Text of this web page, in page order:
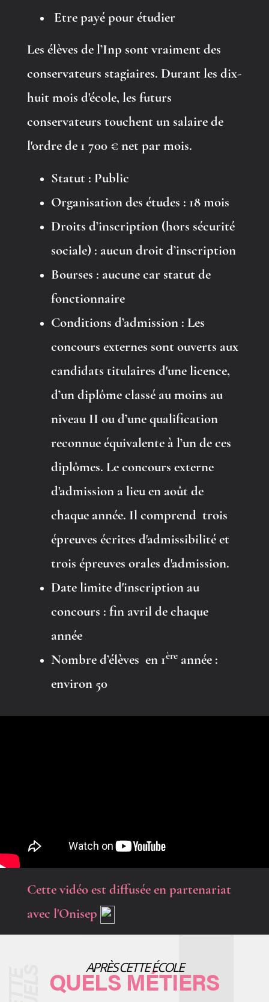
Etre payé pour étudier
Les élèves de l’Inp sont vraiment des
conservateurs stagiaires. Durant les dix-
huit mois d'école, les futurs
conservateurs touchent un salaire de
l'ordre de 1 700 € net par mois.
Statut : Public
Organisation des études : 18 mois
Droits d’inscription (hors sécurité
sociale) : aucun droit d’inscription
Bourses : aucune car statut de
fonctionnaire
Conditions d’admission : Les
concours externes sont ouverts aux
candidats titulaires d'une licence,
d’un diplôme classé au moins au
niveau II ou d’une qualification
reconnue équivalente à l’un de ces
diplômes. Le concours externe
d'admission a lieu en août de
chaque année. Il comprend trois
épreuves écrites d'admissibilité et
trois épreuves orales d'admission.
Date limite d'inscription au
concours : fin avril de chaque
année
Nombre d’élèves en 1èreannée :
environ 50
Cette vidéo est diffusée en partenariat
avec l'Onisep
QUELS MÉTIERS
APRÈS CETTE ÉCOLE